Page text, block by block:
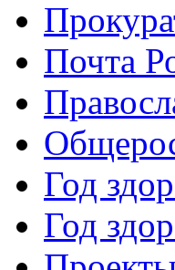
Почта
Год
Год